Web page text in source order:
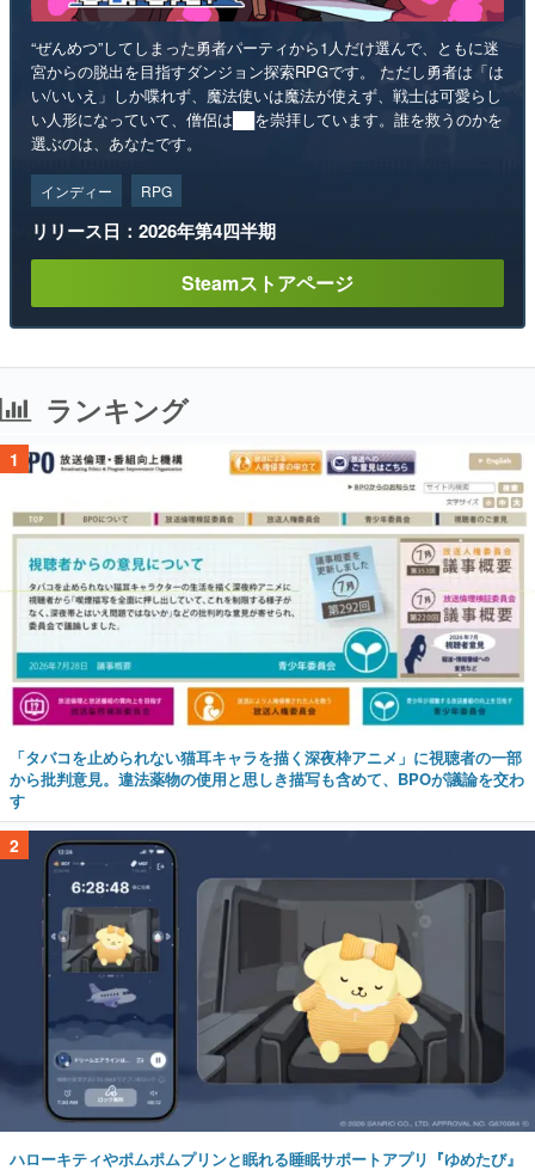
“ぜんめつ”してしまった勇者パーティから1人だけ選んで、ともに迷
宮からの脱出を目指すダンジョン探索RPGです。 ただし勇者は「は
い/いいえ」しか喋れず、魔法使いは魔法が使えず、戦士は可愛らし
い人形になっていて、僧侶は██を崇拝しています。誰を救うのかを
選ぶのは、あなたです。
インディー RPG
リリース日：2026年第4四半期
Steamストアページ
ランキング
1
「タバコを止められない猫耳キャラを描く深夜枠アニメ」に視聴者の一部
から批判意見。違法薬物の使用と思しき描写も含めて、BPOが議論を交わ
す
2
ハローキティやポムポムプリンと眠れる睡眠サポートアプリ『ゆめたび』